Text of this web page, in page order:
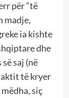
për “të
madje,
ia kishte
dhe
saj (në
aktit të kryer
siç